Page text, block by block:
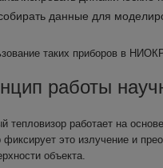
данные для
таких приборов в
работы
тепловизор работает на основе
фиксирует это излучение и
объекта.